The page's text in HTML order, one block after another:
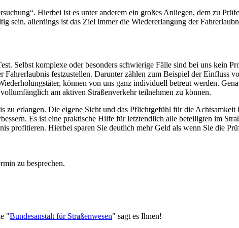
Hierbei ist es unter anderem ein großes Anliegen, dem zu
sein, allerdings ist das Ziel immer die Wiedererlangung der
Selbst komplexe oder besonders schwierige Fälle sind bei uns kein
festzustellen. Darunter zählen zum Beispiel der Einfluss
können von uns ganz individuell betreut werden.
am aktiven Straßenverkehr teilnehmen zu können.
zu erlangen. Die eigene Sicht und das Pflichtgefühl für die
Es ist eine praktische Hilfe für letztendlich alle beteiligten im
profitieren. Hierbei sparen Sie deutlich mehr Geld als wenn Sie die
zu besprechen.
"Bundesanstalt für Straßenwesen" sagt es Ihnen!